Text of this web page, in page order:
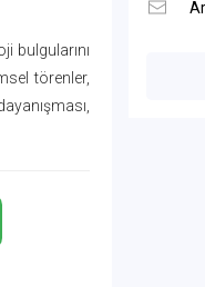
bulgularını
törenler,